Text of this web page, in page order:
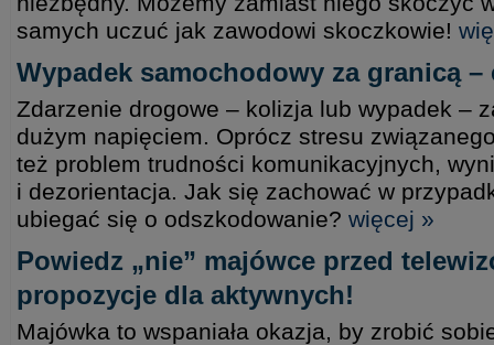
samych uczuć jak zawodowi skoczkowie!
Wypadek samochodowy za granicą
Zdarzenie drogowe – kolizja lub wypadek –
dużym napięciem. Oprócz stresu
też problem trudności komunikacyjnych,
i dezorientacja. Jak się zachować w
ubiegać się o odszkodowanie? więcej »
Powiedz „nie” majówce przed
propozycje dla aktywnych!
Majówka to wspaniała okazja, by zrobić